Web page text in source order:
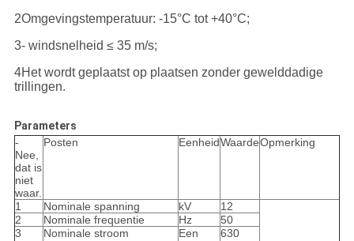
2Omgevingstemperatuur: -15°C tot +40°C;
3- windsnelheid ≤ 35 m/s;
4Het wordt geplaatst op plaatsen zonder gewelddadige
trillingen.
Parameters
-
Nee,
dat is
niet
waar.
Posten EenheidWaardeOpmerking
1 Nominale spanning kV
12
2
Nominale frequentie Hz
50
3
Nominale stroom Een
630